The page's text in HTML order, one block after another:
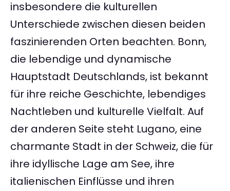
insbesondere die kulturellen
Unterschiede zwischen diesen beiden
faszinierenden Orten beachten. Bonn,
die lebendige und dynamische
Hauptstadt Deutschlands, ist bekannt
für ihre reiche Geschichte, lebendiges
Nachtleben und kulturelle Vielfalt. Auf
der anderen Seite steht Lugano, eine
charmante Stadt in der Schweiz, die für
ihre idyllische Lage am See, ihre
italienischen Einflüsse und ihren